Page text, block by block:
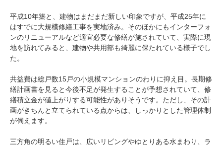
平成10年築と、建物はまだまだ新しい印象ですが、平成25年に
はすでに大規模修繕工事を実地済み。そのほかにもインターフォ
ンのリニューアルなど適宜必要な修繕が施されていて、実際に現
地を訪れてみると、建物や共用部も綺麗に保たれている様子でし
た。
共益費は総戸数15戸の小規模マンションのわりに抑え目。長期修
繕計画書を見ると今後不足が発生することが予想されていて、修
繕積立金が値上がりする可能性がありそうです。ただし、その計
画がきちんと立てられている点からは、しっかりとした管理体制
が伺えます。
三方角の明るい住戸は、広いリビングやゆとりある水まわり、ラ